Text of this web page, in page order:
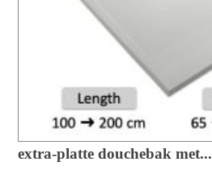
extra-platte douchebak met...